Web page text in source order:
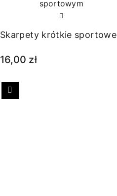
Skarpety krótkie sportowe
16,00 zł
Poprzedni